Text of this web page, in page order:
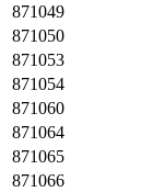
871049
871050
871053
871054
871060
871064
871065
871066